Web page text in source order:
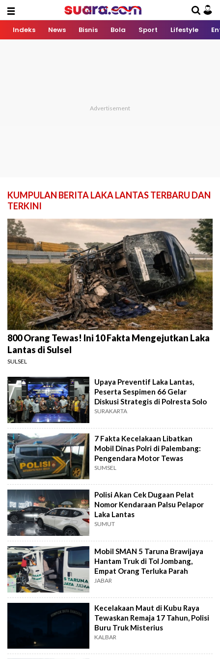
Indeks News Bisnis Bola Sport Lifestyle
KUMPULAN BERITA LAKA LANTAS TERBARU DAN
TERKINI
800 Orang Tewas! Ini 10 Fakta Mengejutkan Laka
Lantas di Sulsel
SULSEL
Upaya Preventif Laka Lantas,
Peserta Sespimen 66 Gelar
Diskusi Strategis di Polresta Solo
SURAKARTA
7 Fakta Kecelakaan Libatkan
Mobil Dinas Polri di Palembang:
Pengendara Motor Tewas
SUMSEL
Polisi Akan Cek Dugaan Pelat
Nomor Kendaraan Palsu Pelapor
Laka Lantas
SUMUT
Mobil SMAN 5 Taruna Brawijaya
Hantam Truk di Tol Jombang,
Empat Orang Terluka Parah
JABAR
Kecelakaan Maut di Kubu Raya
Tewaskan Remaja 17 Tahun, Polisi
Buru Truk Misterius
KALBAR